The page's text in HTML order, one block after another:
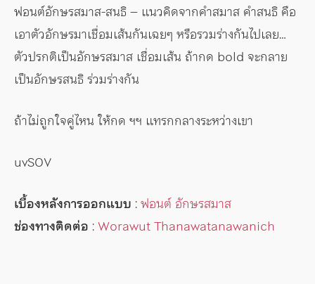
ฟอนต์อักษรสมาส-สนธิ – แนวคิดจากคำสมาส คำสนธิ คือ
เอาตัวอักษรมาเชื่อมเส้นกันเฉยๆ หรือรวมร่างกันไปเลย…
ตัวปรกติเป็นอักษรสมาส เชื่อมเส้น ถ้ากด bold จะกลาย
เป็นอักษรสนธิ ร่วมร่างกัน
ถ้าไม่ถูกใจคู่ไหน ให้กด ฯฯ แทรกกลางระหว่างเขา
uvSOV
เบื้องหลังการออกแบบ :ฟอนต์ อักษรสมาส
ช่องทางติดต่อ :Worawut Thanawatanawanich